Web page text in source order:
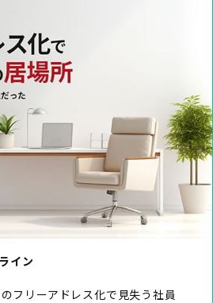
イン
のフリーアドレス化で見失う社員